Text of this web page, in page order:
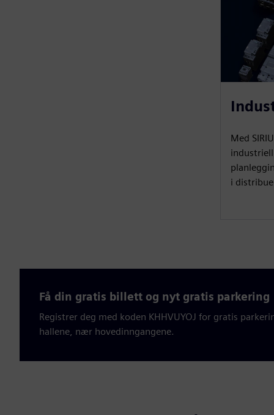
Med
i
Få din gratis billett og nyt gratis parkering
Registrer deg med koden KHHVUYOJ for gratis
hallene, nær hovedinngangene.